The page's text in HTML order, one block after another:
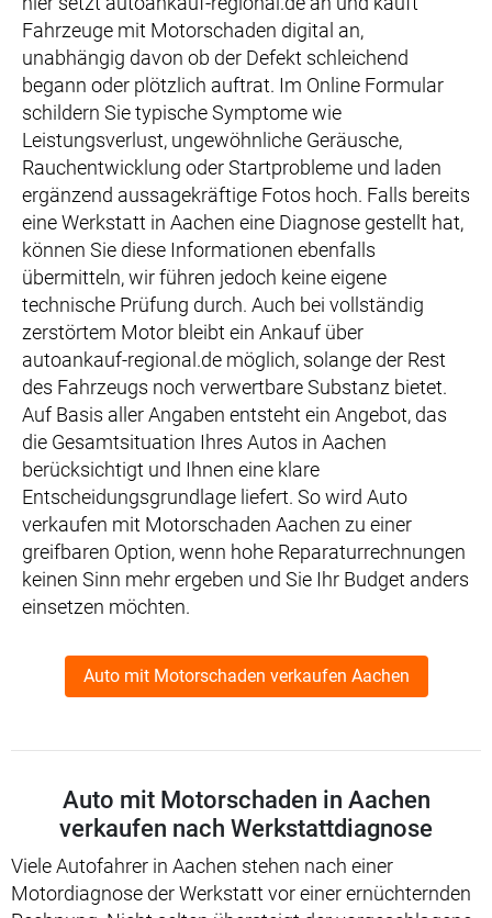
Fahrzeuge mit Motorschaden digital an,
unabhängig davon ob der Defekt schleichend
begann oder plötzlich auftrat. Im Online Formular
schildern Sie typische Symptome wie
Leistungsverlust, ungewöhnliche Geräusche,
Rauchentwicklung oder Startprobleme und laden
ergänzend aussagekräftige Fotos hoch. Falls bereits
eine Werkstatt in Aachen eine Diagnose gestellt hat,
können Sie diese Informationen ebenfalls
übermitteln, wir führen jedoch keine eigene
technische Prüfung durch. Auch bei vollständig
zerstörtem Motor bleibt ein Ankauf über
autoankauf-regional.de möglich, solange der Rest
des Fahrzeugs noch verwertbare Substanz bietet.
Auf Basis aller Angaben entsteht ein Angebot, das
die Gesamtsituation Ihres Autos in Aachen
berücksichtigt und Ihnen eine klare
Entscheidungsgrundlage liefert. So wird Auto
verkaufen mit Motorschaden Aachen zu einer
greifbaren Option, wenn hohe Reparaturrechnungen
keinen Sinn mehr ergeben und Sie Ihr Budget anders
einsetzen möchten.
Auto mit Motorschaden verkaufen Aachen
Auto mit Motorschaden in Aachen
verkaufen nach Werkstattdiagnose
Viele Autofahrer in Aachen stehen nach einer
Motordiagnose der Werkstatt vor einer ernüchternden